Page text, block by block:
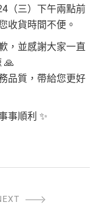
（三）下午兩點前
收貨時間不便。
，並感謝大家一直
🙏
品質，帶給您更好
事順利 ✨